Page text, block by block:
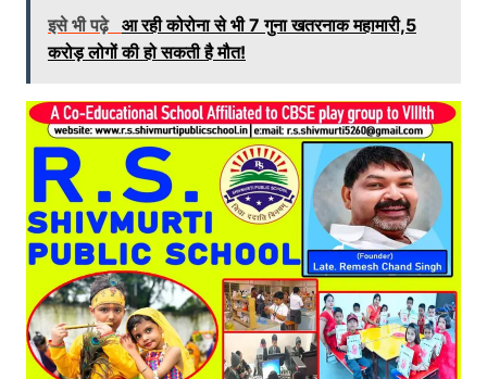
इसे भी पढ़े आ रही कोरोना से भी 7 गुना खतरनाक महामारी,5
करोड़ लोगों की हो सकती है मौत!